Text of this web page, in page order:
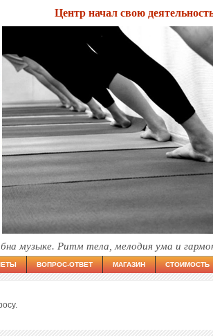
Центр начал свою
музыке. Ритм тела, мелодия ума и
ВОПРОС-ОТВЕТ МАГАЗИН СТОИМОСТЬ